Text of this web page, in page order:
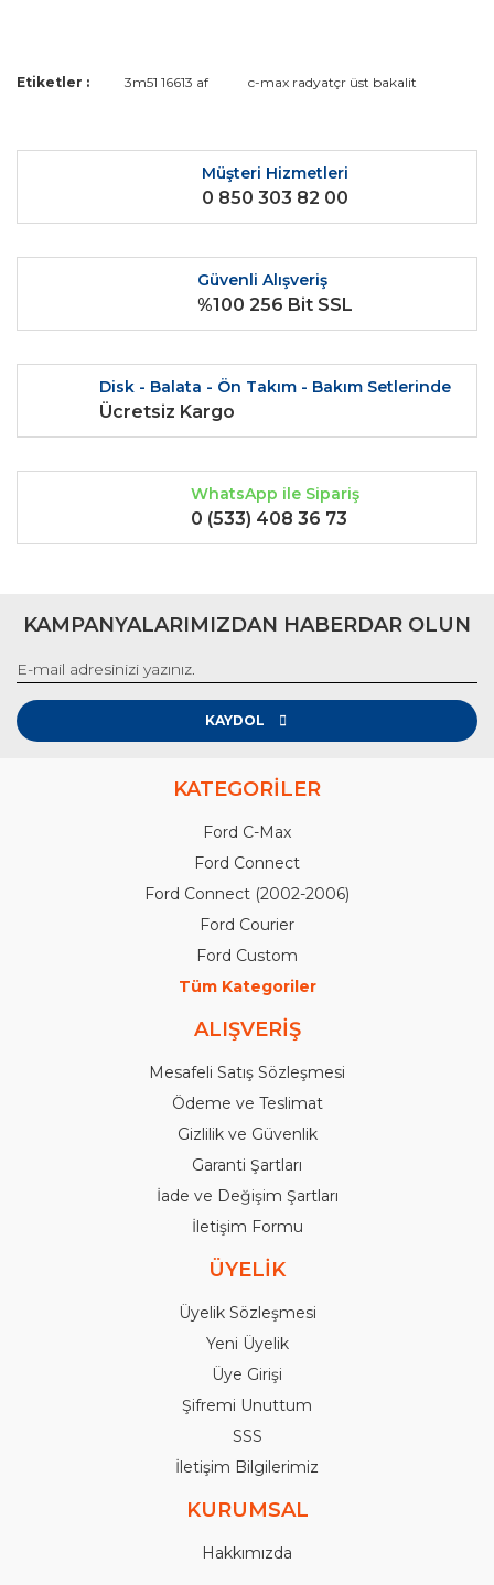
Yorum Yaz
Bu ürünün fiyat bilgisi, resim, ürün açıklamalarında ve diğer
Ürün resmi kalitesiz, bozuk veya görüntülenemiyor.
Ürün açıklamasında eksik bilgiler bulunuyor.
Ürün bilgilerinde hatalar bulunuyor.
Ürün fiyatı diğer sitelerden daha pahalı.
Etiketler : 3m51 16613 af c-max radyatçr üst bakalit
Müşteri Hizmetleri
0 850 303 82 00
Güvenli Alışveriş
%100 256 Bit SSL
Disk - Balata - Ön Takım - Bakım Setlerinde
Ücretsiz Kargo
WhatsApp ile Sipariş
0 (533) 408 36 73
KAMPANYALARIMIZDAN HABERDAR OLUN
KAYDOL
KATEGORİLER
Ford C-Max
Ford Connect
Ford Connect (2002-2006)
Ford Courier
Ford Custom
Tüm Kategoriler
ALIŞVERİŞ
Mesafeli Satış Sözleşmesi
Ödeme ve Teslimat
Gizlilik ve Güvenlik
Garanti Şartları
İade ve Değişim Şartları
İletişim Formu
ÜYELİK
Üyelik Sözleşmesi
Yeni Üyelik
Üye Girişi
Şifremi Unuttum
SSS
İletişim Bilgilerimiz
KURUMSAL
Hakkımızda